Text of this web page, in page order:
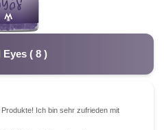
Eyes( 8)
Ich bin sehr zufrieden mit